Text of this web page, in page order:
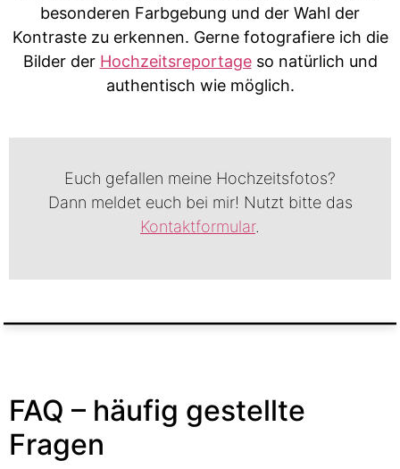
besonderen Farbgebung und der Wahl der
Kontraste zu erkennen. Gerne fotografiere ich die
Bilder der Hochzeitsreportageso natürlich und
authentisch wie möglich.
Euch gefallen meine Hochzeitsfotos?
Dann meldet euch bei mir! Nutzt bitte das
Kontaktformular.
FAQ – häufig gestellte
Fragen